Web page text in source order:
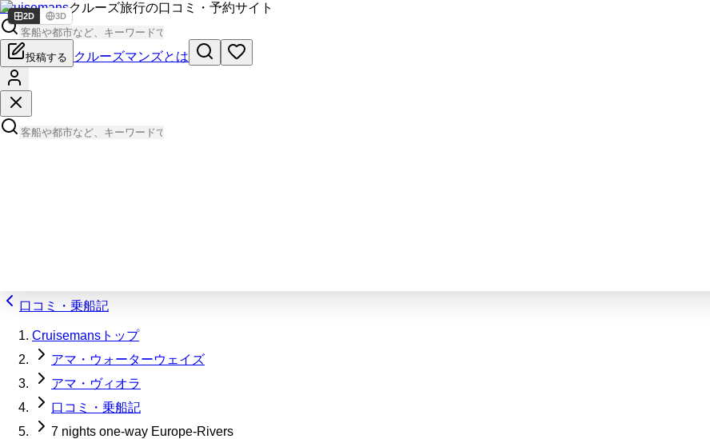
Cruisemansクルーズ旅行の口コミ・予約サイト
投稿する クルーズマンズとは
口コミ・乗船記
Cruisemansトップ
アマ・ウォーターウェイズ
アマ・ヴィオラ
口コミ・乗船記
7 nights one-way Europe-Rivers
2D 3D